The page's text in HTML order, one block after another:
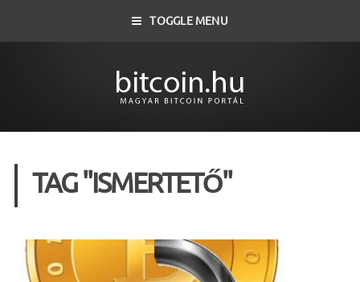
TOGGLE MENU
TAG "ISMERTETŐ"